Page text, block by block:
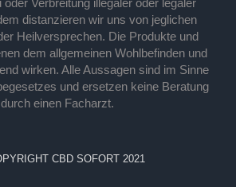
distanzieren wir uns von jeglichen
Heilversprechen. Die Produkte und
dem allgemeinen Wohlbefinden und
wirken. Alle Aussagen sind im Sinne
und ersetzen keine Beratung
durch einen Facharzt.
CBD SOFORT 2021